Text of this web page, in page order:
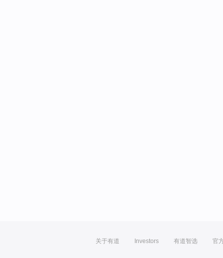
关于有道 Investors 有道智选 官